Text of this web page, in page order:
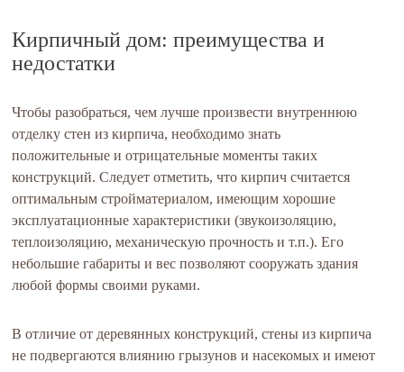
Кирпичный дом: преимущества и
недостатки
Чтобы разобраться, чем лучше произвести внутреннюю
отделку стен из кирпича, необходимо знать
положительные и отрицательные моменты таких
конструкций. Следует отметить, что кирпич считается
оптимальным стройматериалом, имеющим хорошие
эксплуатационные характеристики (звукоизоляцию,
теплоизоляцию, механическую прочность и т.п.). Его
небольшие габариты и вес позволяют сооружать здания
любой формы своими руками.
В отличие от деревянных конструкций, стены из кирпича
не подвергаются влиянию грызунов и насекомых и имеют